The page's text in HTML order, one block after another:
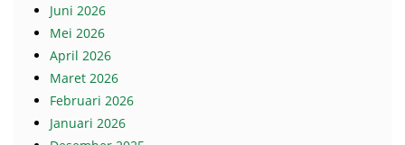
Juni 2026
Mei 2026
April 2026
Maret 2026
Februari 2026
Januari 2026